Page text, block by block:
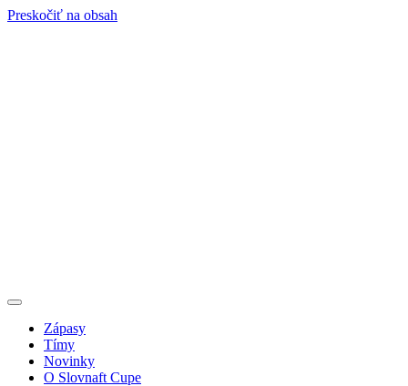
Preskočiť na obsah
Zápasy
Tímy
Novinky
O Slovnaft Cupe